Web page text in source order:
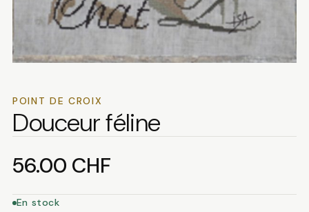
POINT DE CROIX
Douceur féline
56.00 CHF
En stock